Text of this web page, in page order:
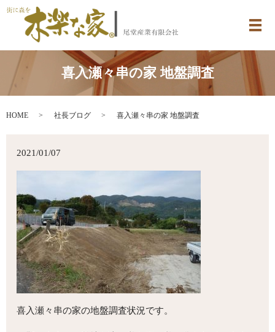
メ
喜入瀬々串の家 地盤調査
HOME 社長ブログ 喜入瀬々串の家 地盤調査
2021/01/07
喜入瀬々串の家の地盤調査状況です。